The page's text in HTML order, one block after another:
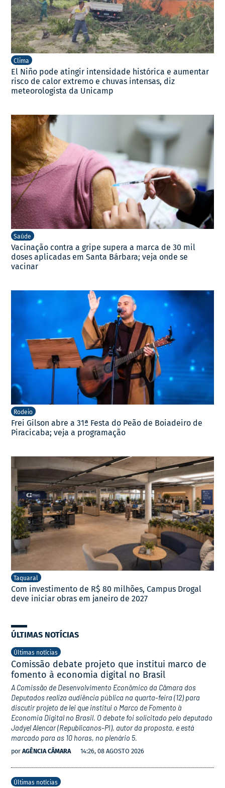
Clima
El Niño pode atingir intensidade histórica e aumentar
risco de calor extremo e chuvas intensas, diz
meteorologista da Unicamp
Saúde
Vacinação contra a gripe supera a marca de 30 mil
doses aplicadas em Santa Bárbara; veja onde se
vacinar
Rodeio
Frei Gilson abre a 31ª Festa do Peão de Boiadeiro de
Piracicaba; veja a programação
Taquaral
Com investimento de R$ 80 milhões, Campus Drogal
deve iniciar obras em janeiro de 2027
ÚLTIMAS NOTÍCIAS
Últimas notícias
Comissão debate projeto que institui marco de
fomento à economia digital no Brasil
A Comissão de Desenvolvimento Econômico da Câmara dos
Deputados realiza audiência pública na quarta-feira (12) para
discutir projeto de lei que institui o Marco de Fomento à
Economia Digital no Brasil. O debate foi solicitado pelo deputado
Jadyel Alencar (Republicanos-PI), autor da proposta, e está
marcado para as 10 horas, no plenário 5.
por AGÊNCIA CÂMARA 14:26, 08 AGOSTO 2026
Últimas notícias